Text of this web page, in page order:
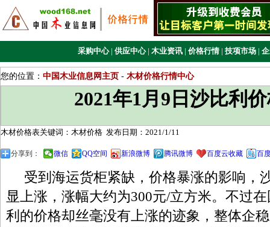
采购中心 | 供应中心 | 木业资讯 | 价格行情 | 技项市场 |
您的位置： 中国木业信息网主页 - 木材价格行情中心
2021年1月9日沙比利
木材价格表关键词：木材价格 发布日期：2021/1/11
分享到： 微信 QQ空间 新浪微博 腾讯微博 百度云收藏 百
受到海运货柜紧缺，价格暴涨的影响，
显上涨，涨幅大约为300元/立方米。不过
利的价格却丝毫没有上涨的迹象，整体企